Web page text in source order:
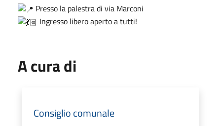
Presso la palestra di via Marconi
Ingresso libero aperto a tutti!
A cura di
Consiglio comunale